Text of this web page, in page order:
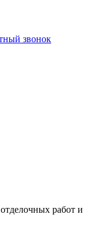
звонок
работ и